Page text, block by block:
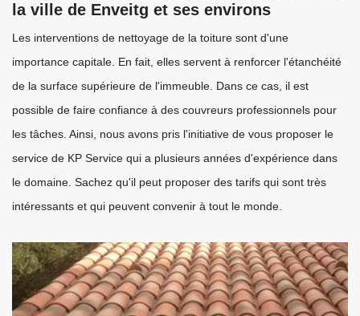
la ville de Enveitg et ses environs
Les interventions de nettoyage de la toiture sont d'une
importance capitale. En fait, elles servent à renforcer l'étanchéité
de la surface supérieure de l'immeuble. Dans ce cas, il est
possible de faire confiance à des couvreurs professionnels pour
les tâches. Ainsi, nous avons pris l'initiative de vous proposer le
service de KP Service qui a plusieurs années d'expérience dans
le domaine. Sachez qu'il peut proposer des tarifs qui sont très
intéressants et qui peuvent convenir à tout le monde.